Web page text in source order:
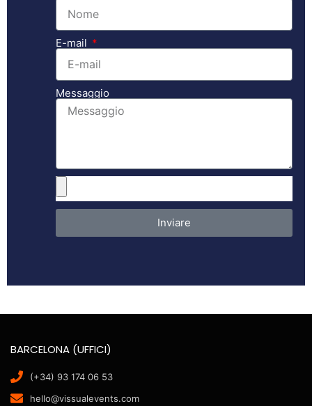
E-mail
Messaggio
Inviare
BARCELONA (UFFICI)
(+34) 93 174 06 53
hello@vissualevents.com